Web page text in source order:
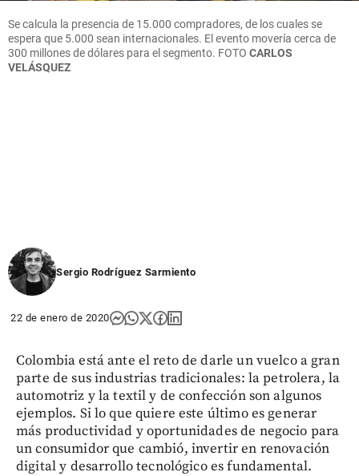
Se calcula la presencia de 15.000 compradores, de los cuales se
espera que 5.000 sean internacionales. El evento movería cerca de
300 millones de dólares para el segmento. FOTO CARLOS
VELÁSQUEZ
Sergio Rodríguez Sarmiento
22 de enero de 2020
Colombia está ante el reto de darle un vuelco a gran
parte de sus industrias tradicionales: la petrolera, la
automotriz y la textil y de confección son algunos
ejemplos. Si lo que quiere este último es generar
más productividad y oportunidades de negocio para
un consumidor que cambió, invertir en renovación
digital y desarrollo tecnológico es fundamental.